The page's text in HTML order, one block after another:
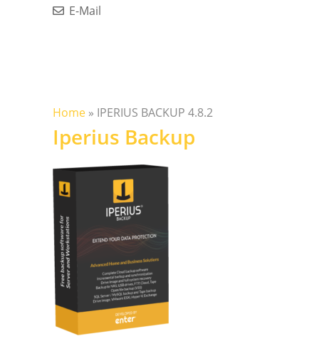
E-Mail
Home » IPERIUS BACKUP 4.8.2
Iperius Backup